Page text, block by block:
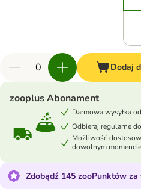
Dodaj
zooplus Abonament
Darmowa wysyłka
Odbieraj regularne
Możliwość
dowolnym momencie
Zdobądź 145 zooPunktów